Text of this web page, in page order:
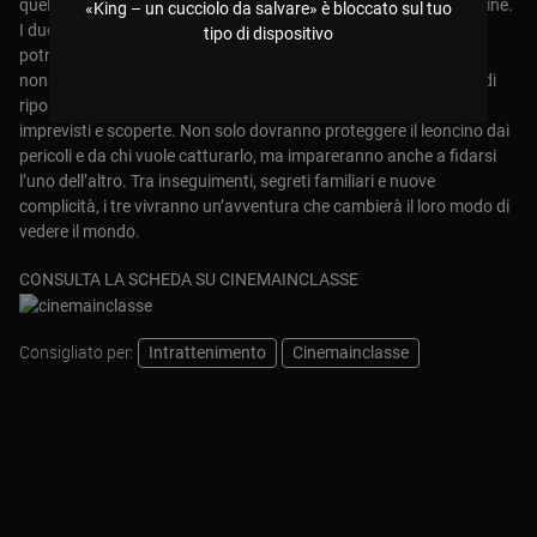
«King – un cucciolo da salvare» è bloccato sul tuo
tipo di dispositivo
quell’incontro un’occasione per aumentare la sua popolarità online.
I due fratelli, pur con obiettivi diversi, capiscono presto che non
potranno cavarsela da soli. Così decidono di coinvolgere il loro
nonno, un uomo che conoscono appena e che vive in una casa di
riposo. Il viaggio che intraprenderanno insieme sarà pieno di
imprevisti e scoperte. Non solo dovranno proteggere il leoncino dai
pericoli e da chi vuole catturarlo, ma impareranno anche a fidarsi
l’uno dell’altro. Tra inseguimenti, segreti familiari e nuove
complicità, i tre vivranno un’avventura che cambierà il loro modo di
vedere il mondo.
CONSULTA LA SCHEDA SU CINEMAINCLASSE
Consigliato per: Intrattenimento Cinemainclasse